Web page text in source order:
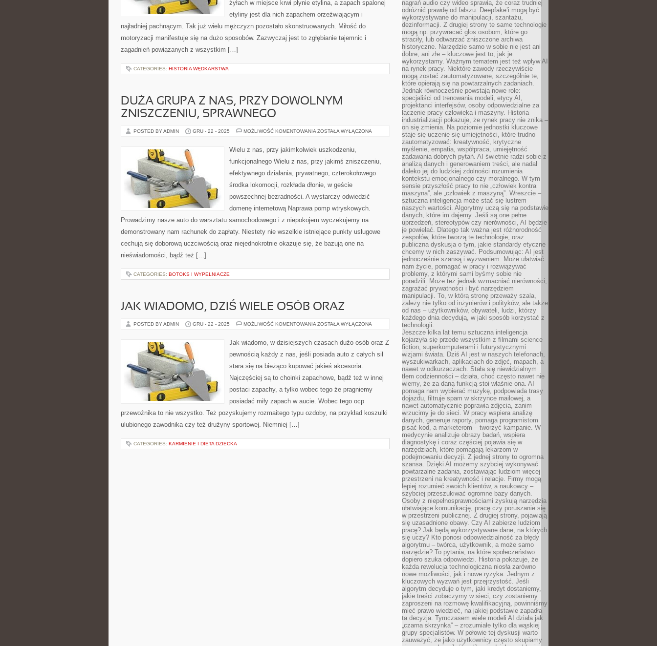
żyłach w miejsce krwi płynie etylina, a zapach spalonej
etyliny jest dla nich zapachem orzeźwiającym i
najładniej pachnącym. Tak już wielu mężczyzn pozostało skonstruowanych. Miłość do
motoryzacji manifestuje się na dużo sposobów. Zazwyczaj jest to zgłębianie tajemnic i
zagadnień powiązanych z wszystkim […]
CATEGORIES: HISTORIA WĘDKARSTWA
DUŻA GRUPA Z NAS, PRZY DOWOLNYM
ZNISZCZENIU, SPRAWNEGO
POSTED BY ADMIN GRU - 22 - 2025 MOŻLIWOŚĆ KOMENTOWANIA DUŻA
PRZY
ZNISZCZENIU,
ZOSTAŁA WYŁĄCZONA
Wielu z nas, przy jakimkolwiek uszkodzeniu,
funkcjonalnego Wielu z nas, przy jakimś zniszczeniu,
efektywnego działania, prywatnego, czterokołowego
środka lokomocji, rozkłada dłonie, w geście
powszechnej bezradności. A wystarczy odwiedzić
domenę internetową Naprawa pomp wtryskowych.
Prowadzimy nasze auto do warsztatu samochodowego i z niepokojem wyczekujemy na
demonstrowany nam rachunek do zapłaty. Niestety nie wszelkie istniejące punkty usługowe
cechują się doborową uczciwością oraz niejednokrotnie okazuje się, że bazują one na
nieświadomości, bądź też […]
CATEGORIES: BOTOKS I WYPEŁNIACZE
JAK WIADOMO, DZIŚ WIELE OSÓB ORAZ
POSTED BY ADMIN GRU - 22 - 2025 MOŻLIWOŚĆ KOMENTOWANIA JAK
OSÓB
ZOSTAŁA WYŁĄCZONA
Jak wiadomo, w dzisiejszych czasach dużo osób oraz Z
pewnością każdy z nas, jeśli posiada auto z całych sił
stara się na bieżąco kupować jakieś akcesoria.
Najczęściej są to choinki zapachowe, bądź też w innej
postaci zapachy, a tylko wobec tego że pragniemy
posiadać miły zapach w aucie. Wobec tego ocp
przewoźnika to nie wszystko. Też pozyskujemy rozmaitego typu ozdoby, na przykład koszulki
ulubionego zawodnika czy też drużyny sportowej. Niemniej […]
CATEGORIES: KARMIENIE I DIETA DZIECKA
nagrań audio czy wideo sprawia, że coraz trudniej
odróżnić prawdę od fałszu. Deepfake’i mogą być
wykorzystywane do manipulacji, szantażu,
dezinformacji. Z drugiej strony te same technologie
mogą np. przywracać głos osobom, które go
straciły, lub odtwarzać zniszczone archiwa
historyczne. Narzędzie samo w sobie nie jest ani
dobre, ani złe – kluczowe jest to, jak je
wykorzystamy. Ważnym tematem jest też wpływ AI
na rynek pracy. Niektóre zawody rzeczywiście
mogą zostać zautomatyzowane, szczególnie te,
które opierają się na powtarzalnych zadaniach.
Jednak równocześnie powstają nowe role:
specjaliści od trenowania modeli, etycy AI,
projektanci interfejsów, osoby odpowiedzialne za
łączenie pracy człowieka i maszyny. Historia
industrializacji pokazuje, że rynek pracy nie znika –
on się zmienia. Na poziomie jednostki kluczowe
staje się uczenie się umiejętności, które trudno
zautomatyzować: kreatywność, krytyczne
myślenie, empatia, współpraca, umiejętność
zadawania dobrych pytań. AI świetnie radzi sobie z
analizą danych i generowaniem treści, ale nadal
daleko jej do ludzkiej zdolności rozumienia
kontekstu emocjonalnego czy moralnego. W tym
sensie przyszłość pracy to nie „człowiek kontra
maszyna”, ale „człowiek z maszyną”. Wreszcie –
sztuczna inteligencja może stać się lustrem
naszych wartości. Algorytmy uczą się na podstawie
danych, które im dajemy. Jeśli są one pełne
uprzedzeń, stereotypów czy nierówności, AI będzie
je powielać. Dlatego tak ważna jest różnorodność
zespołów, które tworzą te technologie, oraz
publiczna dyskusja o tym, jakie standardy etyczne
chcemy w nich zaszywać. Podsumowując: AI jest
jednocześnie szansą i wyzwaniem. Może ułatwiać
nam życie, pomagać w pracy i rozwiązywać
problemy, z którymi sami byśmy sobie nie
poradzili. Może też jednak wzmacniać nierówności,
zagrażać prywatności i być narzędziem
manipulacji. To, w którą stronę przeważy szala,
zależy nie tylko od inżynierów i polityków, ale także
od nas – użytkowników, obywateli, ludzi, którzy
każdego dnia decydują, w jaki sposób korzystać z
technologii.
Jeszcze kilka lat temu sztuczna inteligencja
kojarzyła się przede wszystkim z filmami science
fiction, superkomputerami i futurystycznymi
wizjami świata. Dziś AI jest w naszych telefonach,
wyszukiwarkach, aplikacjach do zdjęć, mapach, a
nawet w odkurzaczach. Stała się niewidzialnym
tłem codzienności – działa, choć często nawet nie
wiemy, że za daną funkcją stoi właśnie ona. AI
pomaga nam wybierać muzykę, podpowiada trasy
dojazdu, filtruje spam w skrzynce mailowej, a
nawet automatycznie poprawia zdjęcia, zanim
wrzucimy je do sieci. W pracy wspiera analizę
danych, generuje raporty, pomaga programistom
pisać kod, a marketerom – tworzyć kampanie. W
medycynie analizuje obrazy badań, wspiera
diagnostykę i coraz częściej pojawia się w
narzędziach, które pomagają lekarzom w
podejmowaniu decyzji. Z jednej strony to ogromna
szansa. Dzięki AI możemy szybciej wykonywać
powtarzalne zadania, zostawiając ludziom więcej
przestrzeni na kreatywność i relacje. Firmy mogą
lepiej rozumieć swoich klientów, a naukowcy –
szybciej przeszukiwać ogromne bazy danych.
Osoby z niepełnosprawnościami zyskują narzędzia
ułatwiające komunikację, pracę czy poruszanie się
w przestrzeni publicznej. Z drugiej strony, pojawiają
się uzasadnione obawy. Czy AI zabierze ludziom
pracę? Jak będą wykorzystywane dane, na których
się uczy? Kto ponosi odpowiedzialność za błędy
algorytmu – twórca, użytkownik, a może samo
narzędzie? To pytania, na które społeczeństwo
dopiero szuka odpowiedzi. Historia pokazuje, że
każda rewolucja technologiczna niosła zarówno
nowe możliwości, jak i nowe ryzyka. Jednym z
kluczowych wyzwań jest przejrzystość. Jeśli
algorytm decyduje o tym, jaki kredyt dostaniemy,
jakie treści zobaczymy w sieci, czy zostaniemy
zaproszeni na rozmowę kwalifikacyjną, powinniśmy
mieć prawo wiedzieć, na jakiej podstawie zapadła
ta decyzja. Tymczasem wiele modeli AI działa jak
„czarna skrzynka” – zrozumiałe tylko dla wąskiej
grupy specjalistów. W połowie tej dyskusji warto
zauważyć, że jako użytkownicy często skupiamy